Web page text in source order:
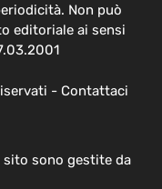
Non può
editoriale ai sensi
- Contattaci
sono gestite da